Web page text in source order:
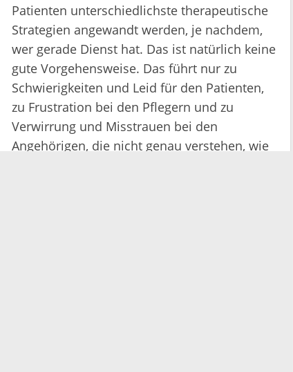
Patienten unterschiedlichste therapeutische
Strategien angewandt werden, je nachdem,
wer gerade Dienst hat. Das ist natürlich keine
gute Vorgehensweise. Das führt nur zu
Schwierigkeiten und Leid für den Patienten,
zu Frustration bei den Pflegern und zu
Verwirrung und Misstrauen bei den
Angehörigen, die nicht genau verstehen, wie